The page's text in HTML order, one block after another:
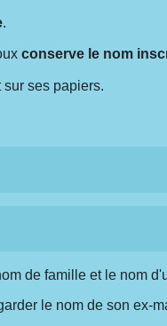
.
conserve le nom
ses papiers.
de famille et le nom
le nom de son ex-